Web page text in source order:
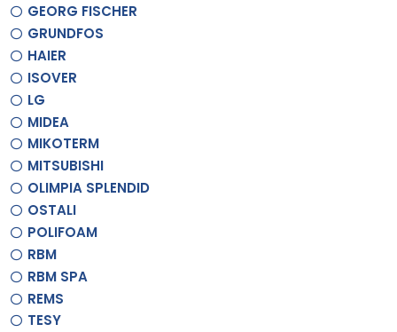
GEORG FISCHER
GRUNDFOS
HAIER
ISOVER
LG
MIDEA
MIKOTERM
MITSUBISHI
OLIMPIA SPLENDID
OSTALI
POLIFOAM
RBM
RBM SPA
REMS
TESY